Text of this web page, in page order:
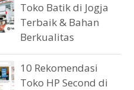
Toko Batik di Jogja
Terbaik & Bahan
Berkualitas
10 Rekomendasi
Toko HP Second di